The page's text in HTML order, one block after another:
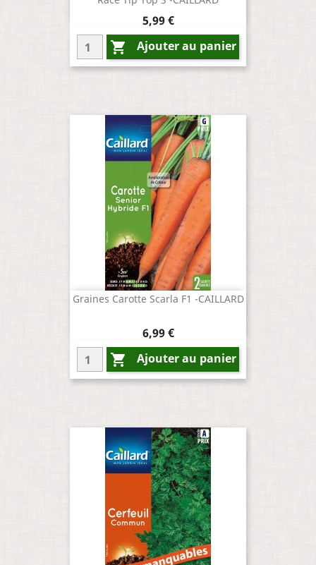
Prix
5,99 €
 Ajouter au panier
Graines Carotte Scarla F1 -CAILLARD
Prix
6,99 €
 Ajouter au panier